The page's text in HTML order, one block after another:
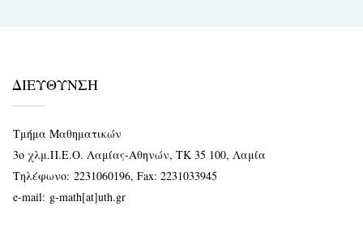
ΔΙΕΥΘΥΝΣΗ
Τμήμα Μαθηματικών
3ο χλμ.Π.Ε.Ο. Λαμίας-Αθηνών, ΤΚ 35 100, Λαμία
Τηλέφωνο: 2231060196, Fax: 2231033945
e-mail: g-math[at]uth.gr